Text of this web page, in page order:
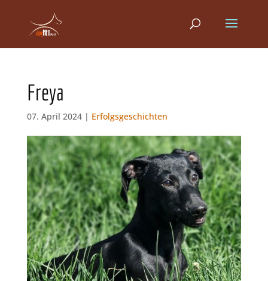
Freya
07. April 2024 | Erfolgsgeschichten